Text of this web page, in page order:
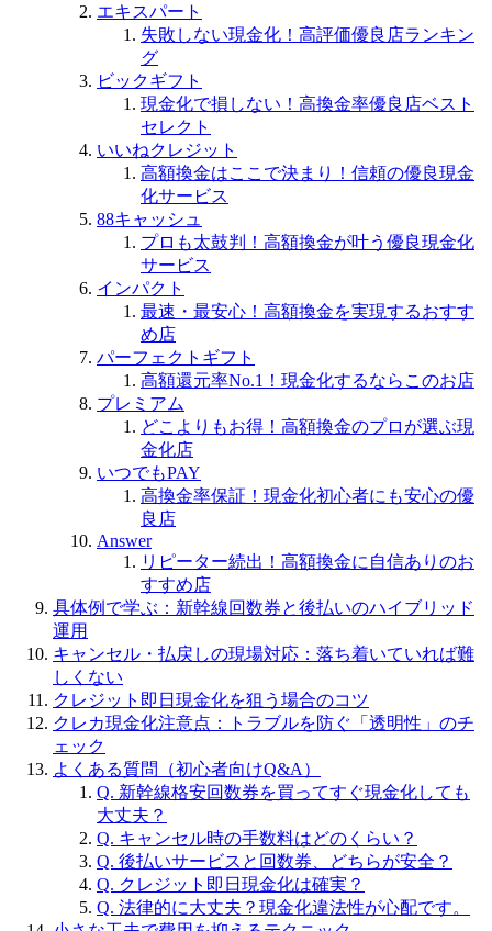
エキスパート
失敗しない現金化！高評価優良店ランキン
グ
ビックギフト
現金化で損しない！高換金率優良店ベスト
セレクト
いいねクレジット
高額換金はここで決まり！信頼の優良現金
化サービス
88キャッシュ
プロも太鼓判！高額換金が叶う優良現金化
サービス
インパクト
最速・最安心！高額換金を実現するおすす
め店
パーフェクトギフト
高額還元率No.1！現金化するならこのお店
プレミアム
どこよりもお得！高額換金のプロが選ぶ現
金化店
いつでもPAY
高換金率保証！現金化初心者にも安心の優
良店
Answer
リピーター続出！高額換金に自信ありのお
すすめ店
具体例で学ぶ：新幹線回数券と後払いのハイブリッド
運用
キャンセル・払戻しの現場対応：落ち着いていれば難
しくない
クレジット即日現金化を狙う場合のコツ
クレカ現金化注意点：トラブルを防ぐ「透明性」のチ
ェック
よくある質問（初心者向けQ&A）
Q. 新幹線格安回数券を買ってすぐ現金化しても
大丈夫？
Q. キャンセル時の手数料はどのくらい？
Q. 後払いサービスと回数券、どちらが安全？
Q. クレジット即日現金化は確実？
Q. 法律的に大丈夫？現金化違法性が心配です。